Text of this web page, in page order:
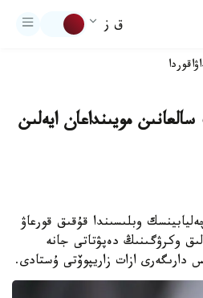
ق ز
اقوردا
مويىنداعان ايەلىن
وبلىسىندا قۇقىق قورعاۋ
وكرۋگىنىڭ دەپۋتاتى جانە
دارىگەرى ازات زاريپوۆتى ۇستادى.